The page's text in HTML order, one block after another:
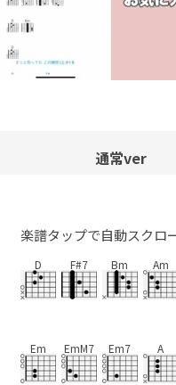
通常ver
楽譜タップで自動スクロ
D F#7 Bm Am
Em EmM7 Em7 A